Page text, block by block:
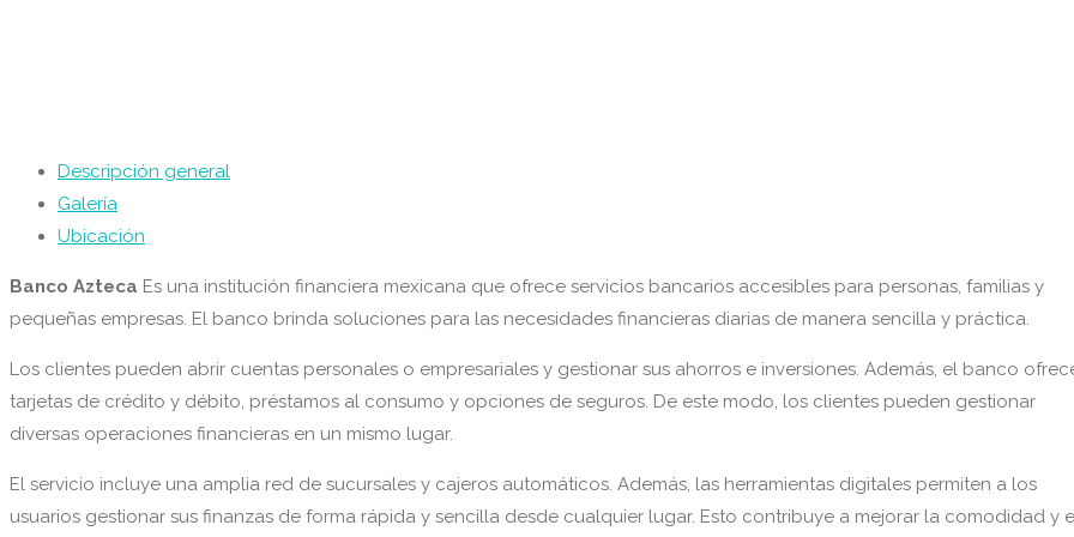
Descripción general
Galería
Ubicación
Banco Azteca Es una institución financiera mexicana que ofrece servicios bancarios accesibles para personas, familias y
pequeñas empresas. El banco brinda soluciones para las necesidades financieras diarias de manera sencilla y práctica.
Los clientes pueden abrir cuentas personales o empresariales y gestionar sus ahorros e inversiones. Además, el banco
tarjetas de crédito y débito, préstamos al consumo y opciones de seguros. De este modo, los clientes pueden gestionar
diversas operaciones financieras en un mismo lugar.
El servicio incluye una amplia red de sucursales y cajeros automáticos. Además, las herramientas digitales permiten a los
usuarios gestionar sus finanzas de forma rápida y sencilla desde cualquier lugar. Esto contribuye a mejorar la comodidad y